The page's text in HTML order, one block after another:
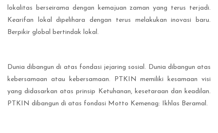
lokalitas berseirama dengan kemajuan zaman yang terus terjadi.
Kearifan lokal dipelihara dengan terus melakukan inovasi baru.
Berpikir global bertindak lokal.
Dunia dibangun di atas fondasi jejaring sosial. Dunia dibangun atas
kebersamaan atau kebersamaan. PTKIN memiliki kesamaan visi
yang didasarkan atas prinsip Ketuhanan, kesetaraan dan keadilan.
PTKIN dibangun di atas fondasi Motto Kemenag: Ikhlas Beramal.